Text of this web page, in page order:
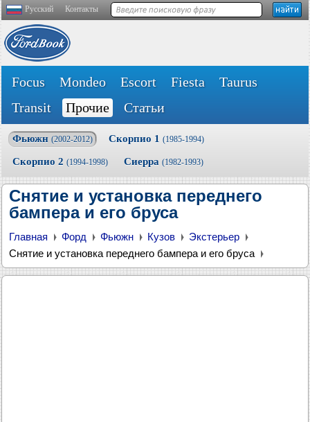
Русский Контакты
Focus Mondeo Escort Fiesta
Taurus
Transit
Прочие Статьи
Фьюжн (2002-2012) Скорпио 1 (1985-1994)
Скорпио 2 (1994-1998) Сиерра (1982-1993)
Снятие и установка переднего
бампера и его бруса
Главная Форд Фьюжн Кузов
Экстерьер
Снятие и установка переднего бампера и его бруса